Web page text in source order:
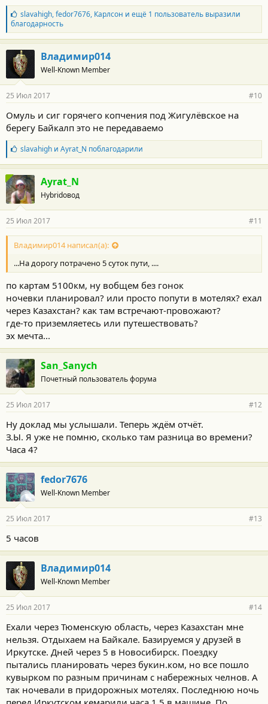
Б
л
а
г
о
д
а
р
о
т
и
:
slavahigh,fedor7676, Карлсон и ещё 1 пользователь выразили
благодарность
Владимир014
Well-Known Member
25 Июл 2017 #10
Омуль и сиг горячего копчения под Жигулёвское на
берегу Байкалп это не передаваемо
Б
л
а
г
о
д
а
н
о
с
и
:
slavahighи Ayrat_N поблагодарили
Ayrat_N
Hybridовод
25 Июл 2017 #11
Владимир014 написал(а):
...На дорогу потрачено 5 суток пути, ....
по картам 5100км, ну вобщем без гонок
ночевки планировал? или просто попути в мотелях? ехал
через Казахстан? как там встречают-провожают?
где-то приземляетесь или путешествовать?
эх мечта...
San_Sanych
Почетный пользователь форума
25 Июл 2017 #12
Ну доклад мы услышали. Теперь ждём отчёт.
З.Ы. Я уже не помню, сколько там разница во времени?
Часа 4?
fedor7676
Well-Known Member
25 Июл 2017 #13
5 часов
Владимир014
Well-Known Member
25 Июл 2017 #14
Ехали через Тюменскую область, через Казахстан мне
нельзя. Отдыхаем на Байкале. Базируемся у друзей в
Иркутске. Дней через 5 в Новосибирск. Поездку
пытались планировать через букин.ком, но все пошло
кувырком по разным причинам с набережных челнов. А
так ночевали в придорожных мотелях. Последнюю ночь